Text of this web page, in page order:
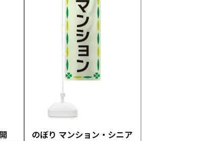
のぼり マンション・シニア